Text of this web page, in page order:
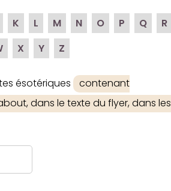
K L M N O P Q
R
X Y Z
ésotériques
contenant
dans le texte du flyer, dans les